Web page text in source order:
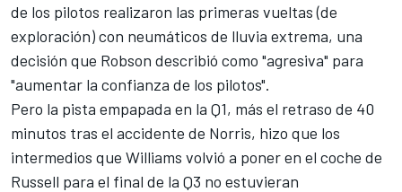
de los pilotos realizaron las primeras vueltas (de
exploración) con neumáticos de lluvia extrema, una
decisión que Robson describió como "agresiva" para
"aumentar la confianza de los pilotos".
Pero la pista empapada en la Q1, más el retraso de 40
minutos tras el accidente de Norris, hizo que los
intermedios que Williams volvió a poner en el coche de
Russell para el final de la Q3 no estuvieran